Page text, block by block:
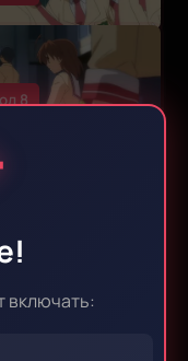
включать:
8